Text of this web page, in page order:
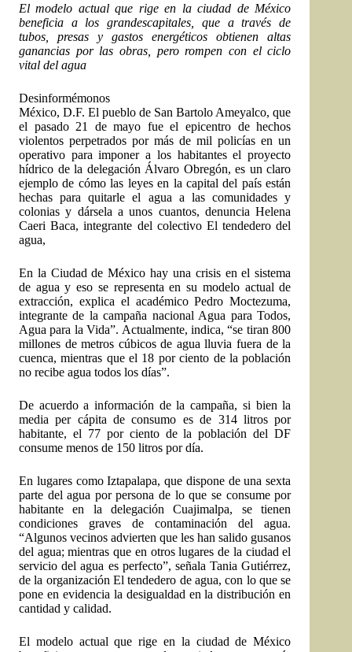
El modelo actual que rige en la ciudad de México
beneficia a los grandescapitales, que a través de
tubos, presas y gastos energéticos obtienen altas
ganancias por las obras, pero rompen con el ciclo
vital del agua
Desinformémonos
México, D.F. El pueblo de San Bartolo Ameyalco, que
el pasado 21 de mayo fue el epicentro de hechos
violentos perpetrados por más de mil policías en un
operativo para imponer a los habitantes el proyecto
hídrico de la delegación Álvaro Obregón, es un claro
ejemplo de cómo las leyes en la capital del país están
hechas para quitarle el agua a las comunidades y
colonias y dársela a unos cuantos, denuncia Helena
Caeri Baca, integrante del colectivo El tendedero del
agua,
En la Ciudad de México hay una crisis en el sistema
de agua y eso se representa en su modelo actual de
extracción, explica el académico Pedro Moctezuma,
integrante de la campaña nacional Agua para Todos,
Agua para la Vida”. Actualmente, indica, “se tiran 800
millones de metros cúbicos de agua lluvia fuera de la
cuenca, mientras que el 18 por ciento de la población
no recibe agua todos los días”.
De acuerdo a información de la campaña, si bien la
media per cápita de consumo es de 314 litros por
habitante, el 77 por ciento de la población del DF
consume menos de 150 litros por día.
En lugares como Iztapalapa, que dispone de una sexta
parte del agua por persona de lo que se consume por
habitante en la delegación Cuajimalpa, se tienen
condiciones graves de contaminación del agua.
“Algunos vecinos advierten que les han salido gusanos
del agua; mientras que en otros lugares de la ciudad el
servicio del agua es perfecto”, señala Tania Gutiérrez,
de la organización El tendedero de agua, con lo que se
pone en evidencia la desigualdad en la distribución en
cantidad y calidad.
El modelo actual que rige en la ciudad de México